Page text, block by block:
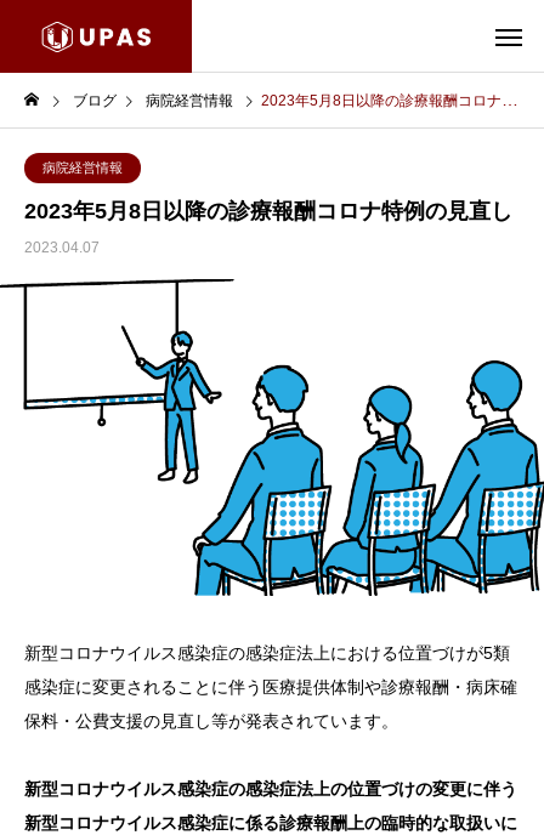
ブログ 病院経営情報 2023年5月8日以降の診療報酬コロナ特例の見直し
病院経営情報
2023年5月8日以降の診療報酬コロナ特例の見直し
2023.04.07
新型コロナウイルス感染症の感染症法上における位置づけが5類
感染症に変更されることに伴う医療提供体制や診療報酬・病床確
保料・公費支援の見直し等が発表されています。
新型コロナウイルス感染症の感染症法上の位置づけの変更に伴う
新型コロナウイルス感染症に係る診療報酬上の臨時的な取扱いに